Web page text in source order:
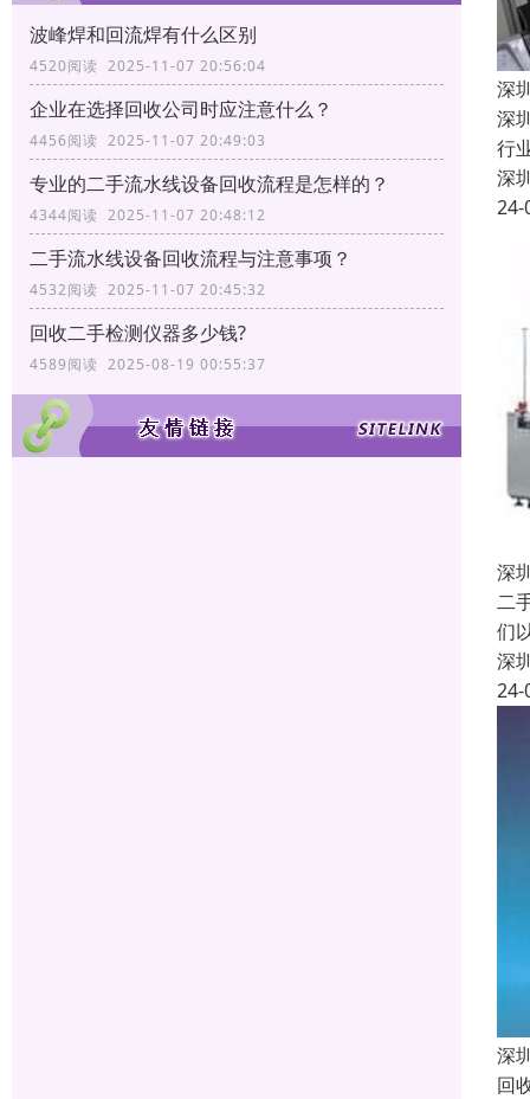
波峰焊和回流焊有什么区别
4520阅读 2025-11-07 20:56:04
企业在选择回收公司时应注意什么？
4456阅读 2025-11-07 20:49:03
专业的二手流水线设备回收流程是怎样的？
4344阅读 2025-11-07 20:48:12
二手流水线设备回收流程与注意事项？
4532阅读 2025-11-07 20:45:32
回收二手检测仪器多少钱?
4589阅读 2025-08-19 00:55:37
深
深
行
深
24-
深
二
们
深
24-
深
回